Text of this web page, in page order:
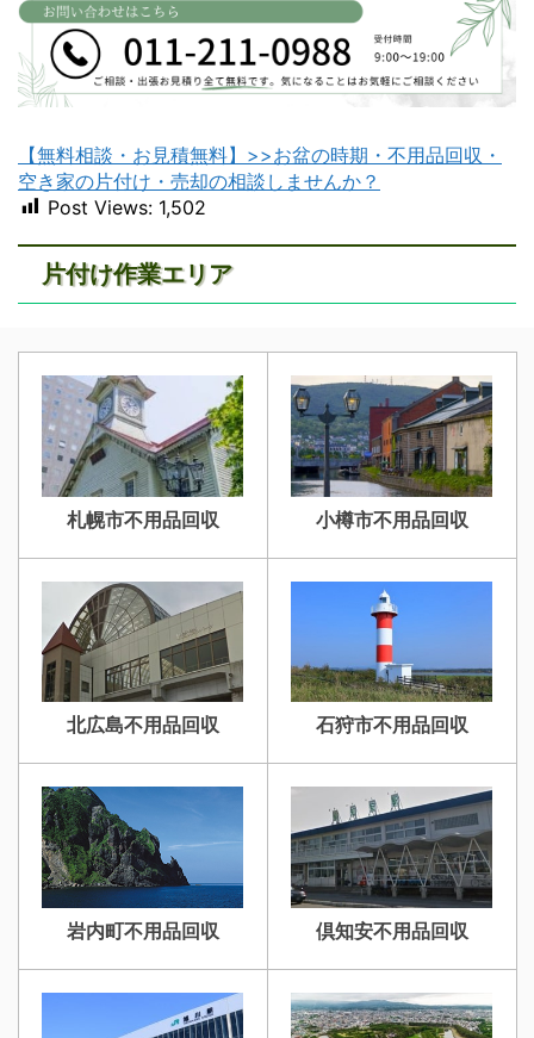
【無料相談・お見積無料】>>お盆の時期・不用品回収・
空き家の片付け・売却の相談しませんか？
Post Views: 1,502
片付け作業エリア
札幌市不用品回収 小樽市不用品回収
北広島不用品回収 石狩市不用品回収
岩内町不用品回収 倶知安不用品回収